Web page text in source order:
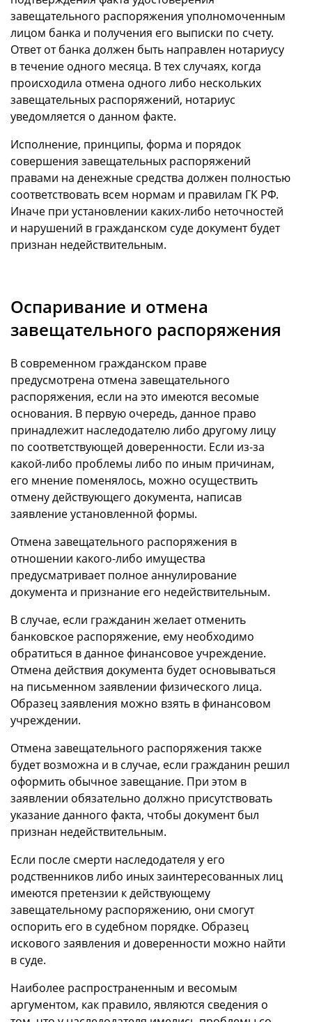
завещательного распоряжения уполномоченным
лицом банка и получения его выписки по счету.
Ответ от банка должен быть направлен нотариусу
в течение одного месяца. В тех случаях, когда
происходила отмена одного либо нескольких
завещательных распоряжений, нотариус
уведомляется о данном факте.
Исполнение, принципы, форма и порядок
совершения завещательных распоряжений
правами на денежные средства должен полностью
соответствовать всем нормам и правилам ГК РФ.
Иначе при установлении каких-либо неточностей
и нарушений в гражданском суде документ будет
признан недействительным.
Оспаривание и отмена
завещательного распоряжения
В современном гражданском праве
предусмотрена отмена завещательного
распоряжения, если на это имеются весомые
основания. В первую очередь, данное право
принадлежит наследодателю либо другому лицу
по соответствующей доверенности. Если из-за
какой-либо проблемы либо по иным причинам,
его мнение поменялось, можно осуществить
отмену действующего документа, написав
заявление установленной формы.
Отмена завещательного распоряжения в
отношении какого-либо имущества
предусматривает полное аннулирование
документа и признание его недействительным.
В случае, если гражданин желает отменить
банковское распоряжение, ему необходимо
обратиться в данное финансовое учреждение.
Отмена действия документа будет основываться
на письменном заявлении физического лица.
Образец заявления можно взять в финансовом
учреждении.
Отмена завещательного распоряжения также
будет возможна и в случае, если гражданин решил
оформить обычное завещание. При этом в
заявлении обязательно должно присутствовать
указание данного факта, чтобы документ был
признан недействительным.
Если после смерти наследодателя у его
родственников либо иных заинтересованных лиц
имеются претензии к действующему
завещательному распоряжению, они смогут
оспорить его в судебном порядке. Образец
искового заявления и доверенности можно найти
в суде.
Наиболее распространенным и весомым
аргументом, как правило, являются сведения о